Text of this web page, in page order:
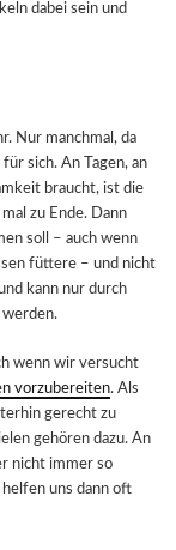
dabei sein und
Nur manchmal, da
sich. An Tagen, an
braucht, ist die
zu Ende. Dann
soll – auch wenn
füttere – und nicht
kann nur durch
wenn wir versucht
vorzubereiten. Als
gerecht zu
gehören dazu. An
nicht immer so
uns dann oft